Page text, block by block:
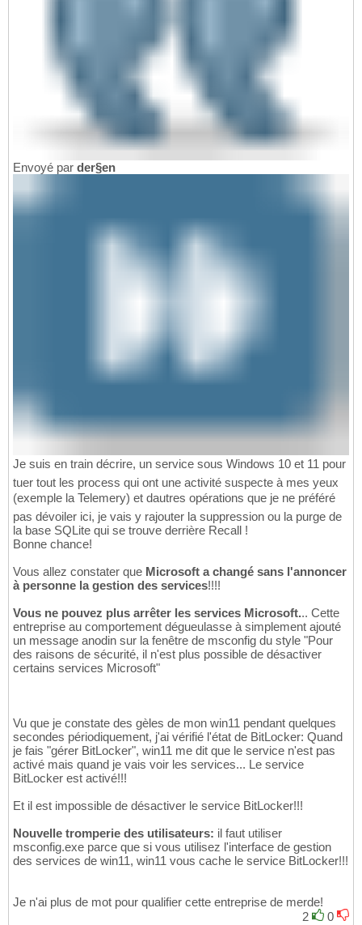
Envoyé par der§en
Je suis en train décrire, un service sous Windows 10 et 11 pour
tuer tout les process qui ont une activité suspecte à mes yeux
(exemple la Telemery) et dautres opérations que je ne préféré
pas dévoiler ici, je vais y rajouter la suppression ou la purge de
la base SQLite qui se trouve derrière Recall !
Bonne chance!
Vous allez constater que Microsoft a changé sans l'annoncer
à personne la gestion des services!!!!
Vous ne pouvez plus arrêter les services Microsoft... Cette
entreprise au comportement dégueulasse à simplement ajouté
un message anodin sur la fenêtre de msconfig du style "Pour
des raisons de sécurité, il n'est plus possible de désactiver
certains services Microsoft"
Vu que je constate des gèles de mon win11 pendant quelques
secondes périodiquement, j'ai vérifié l'état de BitLocker: Quand
je fais "gérer BitLocker", win11 me dit que le service n'est pas
activé mais quand je vais voir les services... Le service
BitLocker est activé!!!
Et il est impossible de désactiver le service BitLocker!!!
Nouvelle tromperie des utilisateurs: il faut utiliser
msconfig.exe parce que si vous utilisez l'interface de gestion
des services de win11, win11 vous cache le service BitLocker!!!
Je n'ai plus de mot pour qualifier cette entreprise de merde!
2
0